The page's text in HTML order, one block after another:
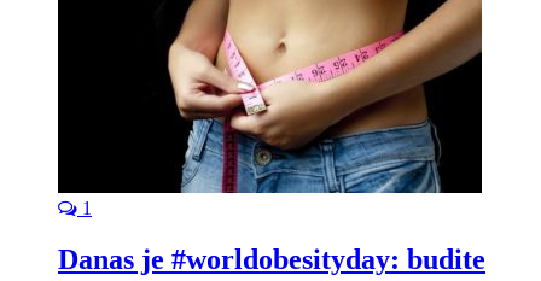
1
Danas je #worldobesityday: budite